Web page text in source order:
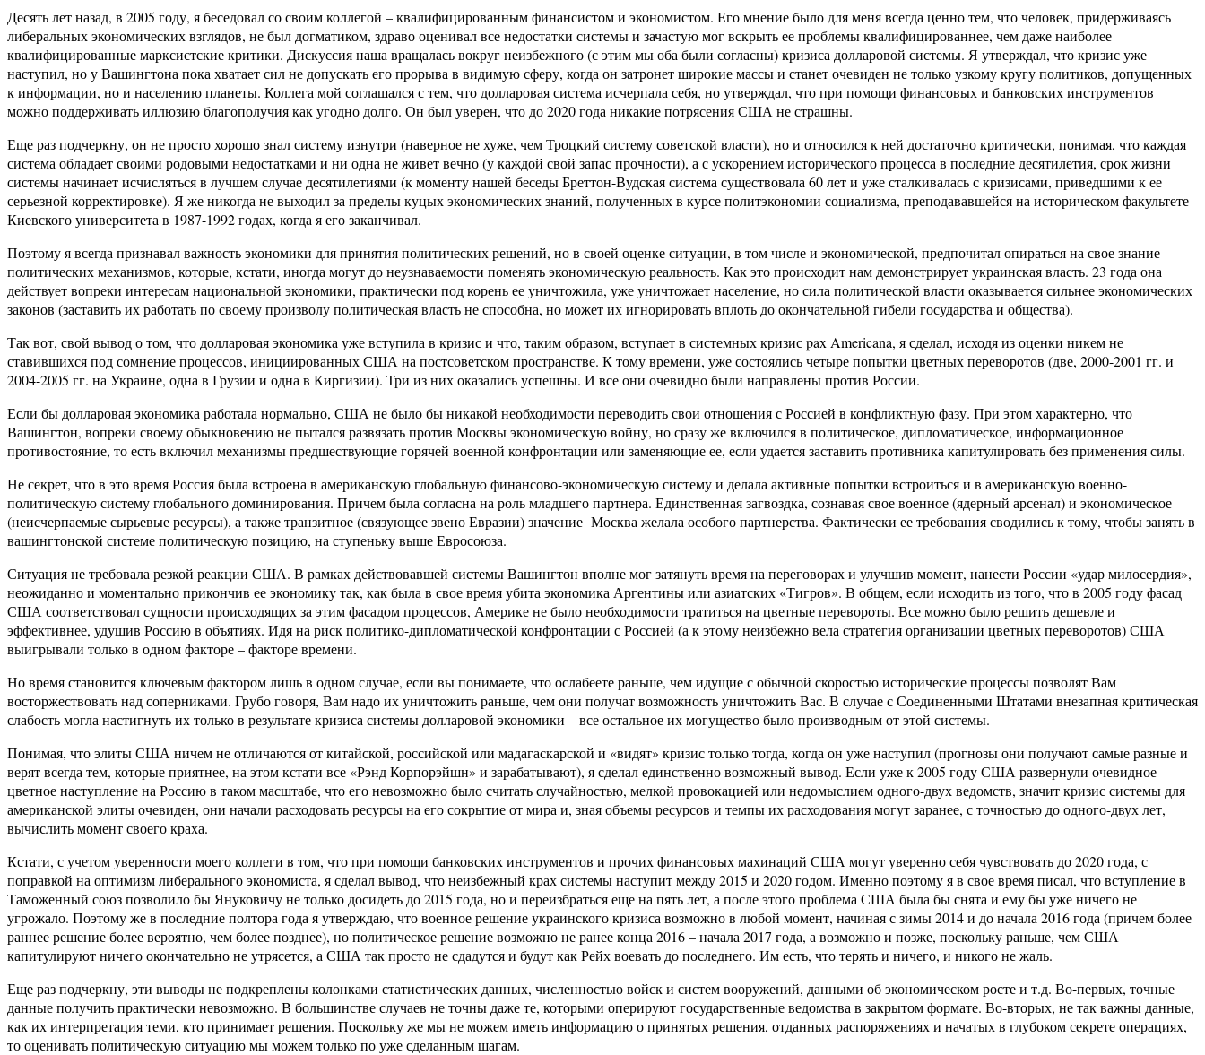
Десять лет назад, в 2005 году, я беседовал со своим коллегой – квалифицированным финансистом и экономистом. Его мнение было для меня всегда ценно тем, что человек, придерживаясь
либеральных экономических взглядов, не был догматиком, здраво оценивал все недостатки системы и зачастую мог вскрыть ее проблемы квалифицированнее, чем даже наиболее
квалифицированные марксистские критики. Дискуссия наша вращалась вокруг неизбежного (с этим мы оба были согласны) кризиса долларовой системы. Я утверждал, что кризис уже
наступил, но у Вашингтона пока хватает сил не допускать его прорыва в видимую сферу, когда он затронет широкие массы и станет очевиден не только узкому кругу политиков, допущенных
к информации, но и населению планеты. Коллега мой соглашался с тем, что долларовая система исчерпала себя, но утверждал, что при помощи финансовых и банковских инструментов
можно поддерживать иллюзию благополучия как угодно долго. Он был уверен, что до 2020 года никакие потрясения США не страшны.
Еще раз подчеркну, он не просто хорошо знал систему изнутри (наверное не хуже, чем Троцкий систему советской власти), но и относился к ней достаточно критически, понимая, что каждая
система обладает своими родовыми недостатками и ни одна не живет вечно (у каждой свой запас прочности), а с ускорением исторического процесса в последние десятилетия, срок жизни
системы начинает исчисляться в лучшем случае десятилетиями (к моменту нашей беседы Бреттон-Вудская система существовала 60 лет и уже сталкивалась с кризисами, приведшими к ее
серьезной корректировке). Я же никогда не выходил за пределы куцых экономических знаний, полученных в курсе политэкономии социализма, преподававшейся на историческом факультете
Киевского университета в 1987-1992 годах, когда я его заканчивал.
Поэтому я всегда признавал важность экономики для принятия политических решений, но в своей оценке ситуации, в том числе и экономической, предпочитал опираться на свое знание
политических механизмов, которые, кстати, иногда могут до неузнаваемости поменять экономическую реальность. Как это происходит нам демонстрирует украинская власть. 23 года она
действует вопреки интересам национальной экономики, практически под корень ее уничтожила, уже уничтожает население, но сила политической власти оказывается сильнее экономических
законов (заставить их работать по своему произволу политическая власть не способна, но может их игнорировать вплоть до окончательной гибели государства и общества).
Так вот, свой вывод о том, что долларовая экономика уже вступила в кризис и что, таким образом, вступает в системных кризис pax Americana, я сделал, исходя из оценки никем не
ставившихся под сомнение процессов, инициированных США на постсоветском пространстве. К тому времени, уже состоялись четыре попытки цветных переворотов (две, 2000-2001 гг. и
2004-2005 гг. на Украине, одна в Грузии и одна в Киргизии). Три из них оказались успешны. И все они очевидно были направлены против России.
Если бы долларовая экономика работала нормально, США не было бы никакой необходимости переводить свои отношения с Россией в конфликтную фазу. При этом характерно, что
Вашингтон, вопреки своему обыкновению не пытался развязать против Москвы экономическую войну, но сразу же включился в политическое, дипломатическое, информационное
противостояние, то есть включил механизмы предшествующие горячей военной конфронтации или заменяющие ее, если удается заставить противника капитулировать без применения силы.
Не секрет, что в это время Россия была встроена в американскую глобальную финансово-экономическую систему и делала активные попытки встроиться и в американскую военно-
политическую систему глобального доминирования. Причем была согласна на роль младшего партнера. Единственная загвоздка, сознавая свое военное (ядерный арсенал) и экономическое
(неисчерпаемые сырьевые ресурсы), а также транзитное (связующее звено Евразии) значение Москва желала особого партнерства. Фактически ее требования сводились к тому, чтобы занять в
вашингтонской системе политическую позицию, на ступеньку выше Евросоюза.
Ситуация не требовала резкой реакции США. В рамках действовавшей системы Вашингтон вполне мог затянуть время на переговорах и улучшив момент, нанести России «удар милосердия»,
неожиданно и моментально прикончив ее экономику так, как была в свое время убита экономика Аргентины или азиатских «Тигров». В общем, если исходить из того, что в 2005 году фасад
США соответствовал сущности происходящих за этим фасадом процессов, Америке не было необходимости тратиться на цветные перевороты. Все можно было решить дешевле и
эффективнее, удушив Россию в объятиях. Идя на риск политико-дипломатической конфронтации с Россией (а к этому неизбежно вела стратегия организации цветных переворотов) США
выигрывали только в одном факторе – факторе времени.
Но время становится ключевым фактором лишь в одном случае, если вы понимаете, что ослабеете раньше, чем идущие с обычной скоростью исторические процессы позволят Вам
восторжествовать над соперниками. Грубо говоря, Вам надо их уничтожить раньше, чем они получат возможность уничтожить Вас. В случае с Соединенными Штатами внезапная критическая
слабость могла настигнуть их только в результате кризиса системы долларовой экономики – все остальное их могущество было производным от этой системы.
Понимая, что элиты США ничем не отличаются от китайской, российской или мадагаскарской и «видят» кризис только тогда, когда он уже наступил (прогнозы они получают самые разные и
верят всегда тем, которые приятнее, на этом кстати все «Рэнд Корпорэйшн» и зарабатывают), я сделал единственно возможный вывод. Если уже к 2005 году США развернули очевидное
цветное наступление на Россию в таком масштабе, что его невозможно было считать случайностью, мелкой провокацией или недомыслием одного-двух ведомств, значит кризис системы для
американской элиты очевиден, они начали расходовать ресурсы на его сокрытие от мира и, зная объемы ресурсов и темпы их расходования могут заранее, с точностью до одного-двух лет,
вычислить момент своего краха.
Кстати, с учетом уверенности моего коллеги в том, что при помощи банковских инструментов и прочих финансовых махинаций США могут уверенно себя чувствовать до 2020 года, с
поправкой на оптимизм либерального экономиста, я сделал вывод, что неизбежный крах системы наступит между 2015 и 2020 годом. Именно поэтому я в свое время писал, что вступление в
Таможенный союз позволило бы Януковичу не только досидеть до 2015 года, но и переизбраться еще на пять лет, а после этого проблема США была бы снята и ему бы уже ничего не
угрожало. Поэтому же в последние полтора года я утверждаю, что военное решение украинского кризиса возможно в любой момент, начиная с зимы 2014 и до начала 2016 года (причем более
раннее решение более вероятно, чем более позднее), но политическое решение возможно не ранее конца 2016 – начала 2017 года, а возможно и позже, поскольку раньше, чем США
капитулируют ничего окончательно не утрясется, а США так просто не сдадутся и будут как Рейх воевать до последнего. Им есть, что терять и ничего, и никого не жаль.
Еще раз подчеркну, эти выводы не подкреплены колонками статистических данных, численностью войск и систем вооружений, данными об экономическом росте и т.д. Во-первых, точные
данные получить практически невозможно. В большинстве случаев не точны даже те, которыми оперируют государственные ведомства в закрытом формате. Во-вторых, не так важны данные,
как их интерпретация теми, кто принимает решения. Поскольку же мы не можем иметь информацию о принятых решения, отданных распоряжениях и начатых в глубоком секрете операциях,
то оценивать политическую ситуацию мы можем только по уже сделанным шагам.